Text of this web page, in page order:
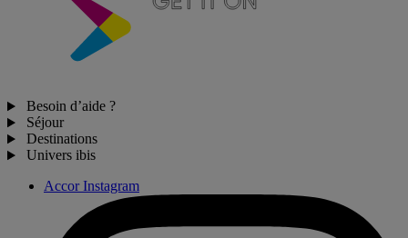
Besoin d’aide ?
Séjour
Destinations
Univers ibis
Accor Instagram